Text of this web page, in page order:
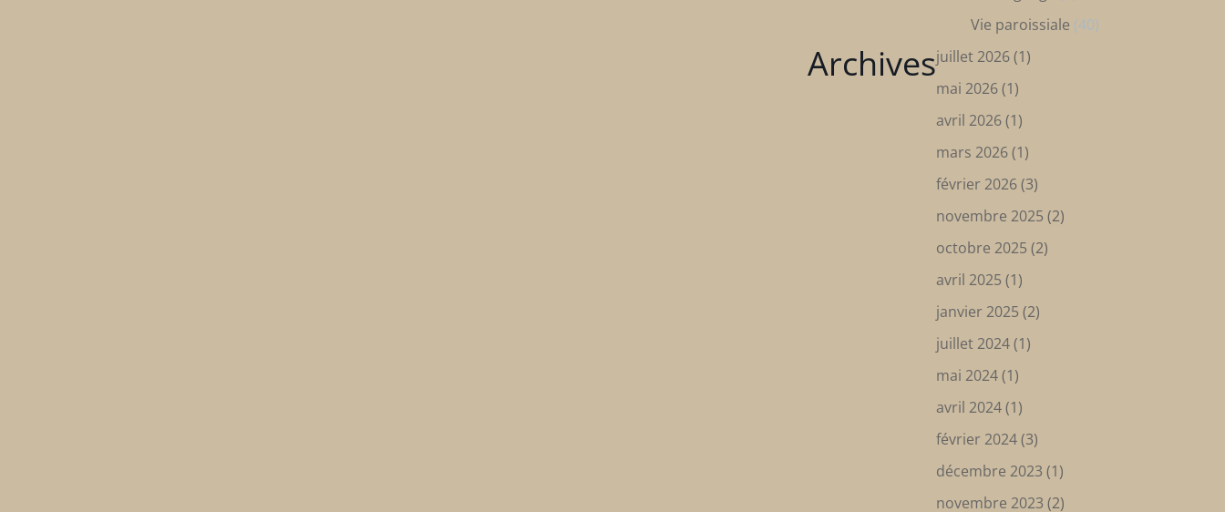
Vie paroissiale (40)
Archivesjuillet 2026(1)
mai 2026(1)
avril 2026(1)
mars 2026(1)
février 2026(3)
novembre 2025 (2)
octobre 2025 (2)
avril 2025 (1)
janvier 2025 (2)
juillet 2024(1)
mai 2024(1)
avril 2024(1)
février 2024(3)
décembre 2023 (1)
novembre 2023 (2)